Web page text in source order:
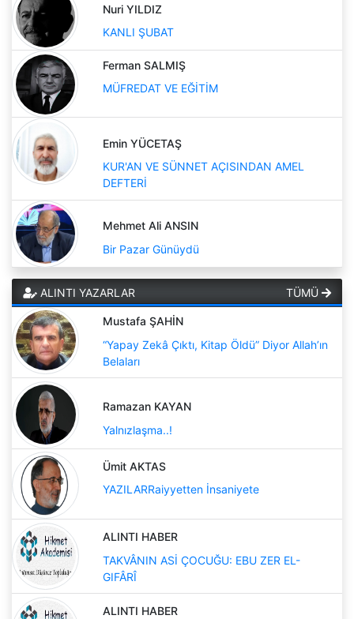
Nuri YILDIZ
KANLI ŞUBAT
Ferman SALMIŞ
MÜFREDAT VE EĞİTİM
Emin YÜCETAŞ
KUR'AN VE SÜNNET AÇISINDAN AMEL
DEFTERİ
Mehmet Ali ANSIN
Bir Pazar Günüydü
ALINTI YAZARLAR TÜMÜ
Mustafa ŞAHİN
“Yapay Zekâ Çıktı, Kitap Öldü” Diyor Allah’ın
Belaları
Ramazan KAYAN
Yalnızlaşma..!
Ümit AKTAS
YAZILARRaiyyetten İnsaniyete
ALINTI HABER
TAKVÂNIN ASİ ÇOCUĞU: EBU ZER EL-
GIFÂRÎ
ALINTI HABER